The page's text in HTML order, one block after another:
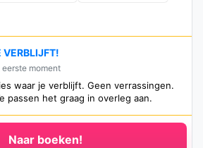
VERBLIJFT!
moment
waar je verblijft. Geen verrassingen.
passen het graag in overleg aan.
Naar boeken!